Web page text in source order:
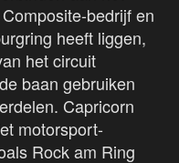
bedrijf en
heeft liggen,
het circuit
baan gebruiken
Capricorn
motorsport-
Rock am Ring